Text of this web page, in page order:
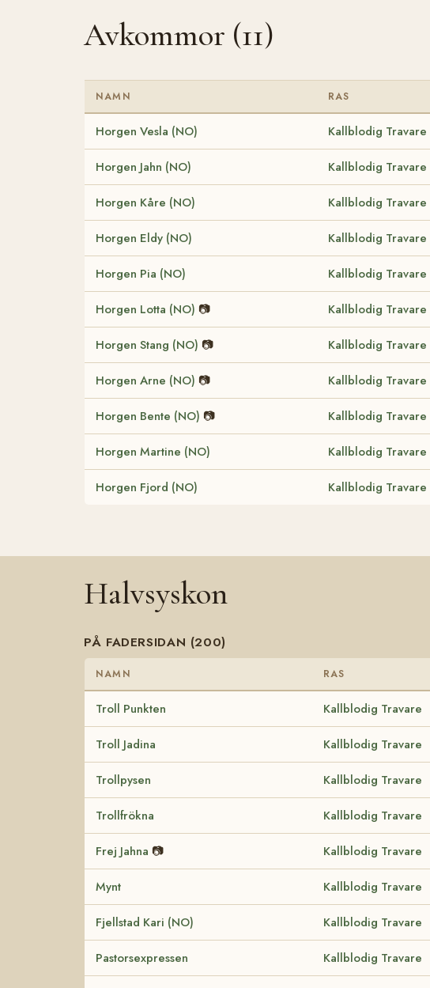
Avkommor (11)
NAMN RAS
Horgen Vesla (NO) Kallblodig Travare
Horgen Jahn (NO) Kallblodig Travare
Horgen Kåre (NO) Kallblodig Travare
Horgen Eldy (NO) Kallblodig Travare
Horgen Pia (NO) Kallblodig Travare
Horgen Lotta (NO) 📷 Kallblodig Travare
Horgen Stang (NO) 📷 Kallblodig Travare
Horgen Arne (NO) 📷 Kallblodig Travare
Horgen Bente (NO) 📷 Kallblodig Travare
Horgen Martine (NO) Kallblodig Travare
Horgen Fjord (NO) Kallblodig Travare
Halvsyskon
PÅ FADERSIDAN (200)
NAMN RAS
Troll Punkten Kallblodig Travare
Troll Jadina Kallblodig Travare
Trollpysen Kallblodig Travare
Trollfrökna Kallblodig Travare
Frej Jahna 📷 Kallblodig Travare
Mynt Kallblodig Travare
Fjellstad Kari (NO) Kallblodig Travare
Pastorsexpressen Kallblodig Travare